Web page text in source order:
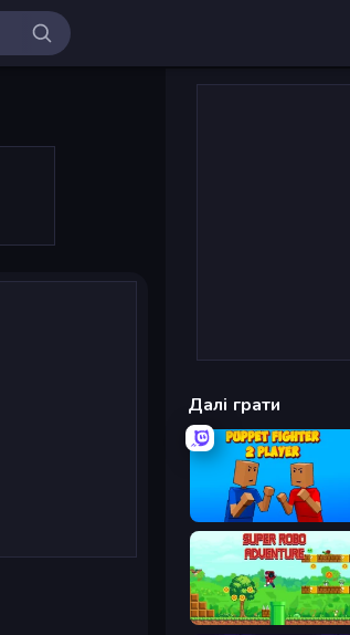
Далі грати
Puppet Fighter 2 Player
Super Robo - Adventure